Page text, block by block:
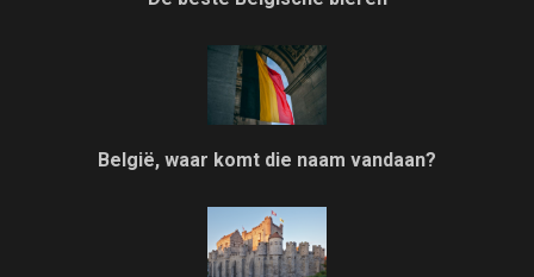
België, waar komt die naam vandaan?